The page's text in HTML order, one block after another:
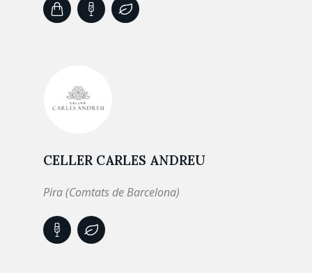
CELLER CARLES ANDREU
Pira (Comtats de Barcelona)